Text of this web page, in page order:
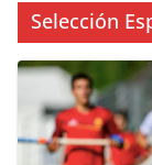
Selección